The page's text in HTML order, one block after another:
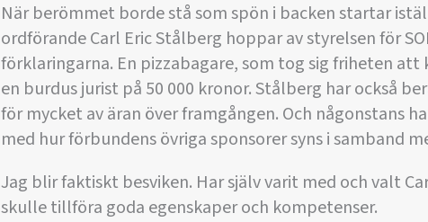
När berömmet borde stå som spön i backen startar
ordförande Carl Eric Stålberg hoppar av styrelsen för
förklaringarna. En pizzabagare, som tog sig friheten att
en burdus jurist på 50 000 kronor. Stålberg har också
för mycket av äran över framgången. Och någonstans
med hur förbundens övriga sponsorer syns i samband
Jag blir faktiskt besviken. Har själv varit med och valt
skulle tillföra goda egenskaper och kompetenser.